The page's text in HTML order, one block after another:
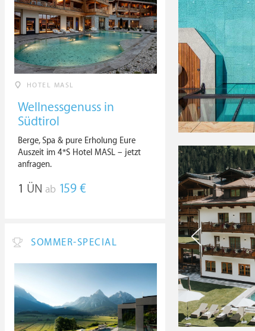
HOTEL MASL
Wellnessgenuss in
Südtirol
Berge, Spa & pure Erholung Eure
Auszeit im 4*S Hotel MASL – jetzt
anfragen.
1 ÜN ab 159 €
SOMMER-SPECIAL